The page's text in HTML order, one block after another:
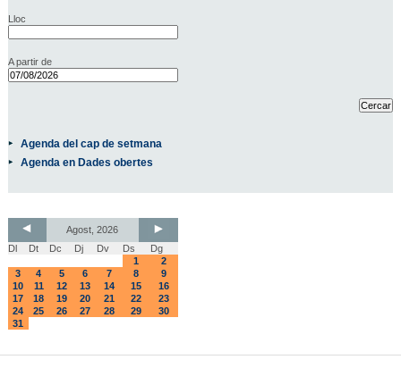
Lloc
A partir de
Agenda del cap de setmana
Agenda en Dades obertes
Agost, 2026
Dl
Dt Dc Dj Dv Ds
Dg
1
2
3
4 5 6 7 8
9
10
11 12 13 14 15
16
17
18 19 20 21 22
23
24
25 26 27 28 29
30
31